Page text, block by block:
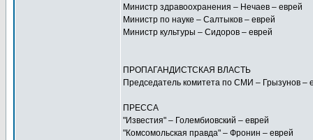
Министр здравоохранения – Нечаев – еврей
Министр по науке – Салтыков – еврей
Министр культуры – Сидоров – еврей
ПРОПАГАНДИСТСКАЯ ВЛАСТЬ
Председатель комитета по СМИ – Грызунов –
ПРЕССА
"Известия" – Голембиовский – еврей
"Комсомольская правда" – Фронин – еврей